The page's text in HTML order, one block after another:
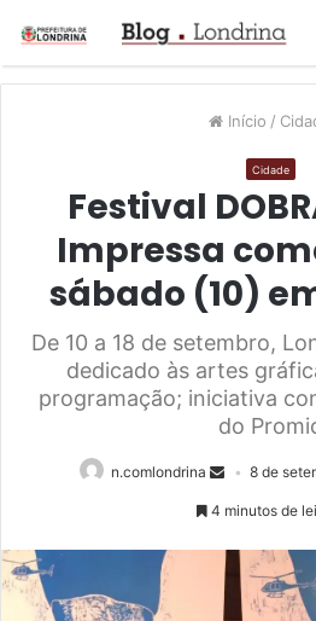
Início /
Cidade
Festival
Impressa
sábado (10)
De 10 a 18 de setembro,
dedicado às artes
programação; iniciativa
do
n.comlondrina 8 de
4 minutos de